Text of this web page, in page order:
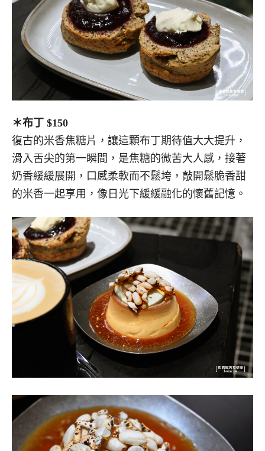
＊布丁 $150
復古的米香焦糖片，讓這顆布丁期待值大大提升，
滑入舌尖的第一瞬間，是焦糖的微苦大人感，接著
奶香緩緩展開，口感柔軟而不鬆垮，敲開鬆脆香甜
的米香一起享用，像日光下緩緩融化的懷舊記憶。